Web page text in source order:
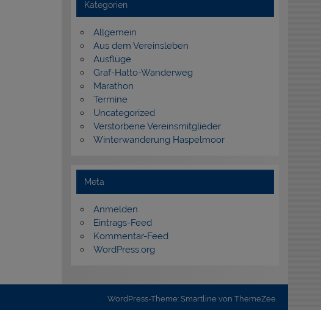
Kategorien
Allgemein
Aus dem Vereinsleben
Ausflüge
Graf-Hatto-Wanderweg
Marathon
Termine
Uncategorized
Verstorbene Vereinsmitglieder
Winterwanderung Haspelmoor
Meta
Anmelden
Eintrags-Feed
Kommentar-Feed
WordPress.org
WordPress-Theme: Smartline von ThemeZee.